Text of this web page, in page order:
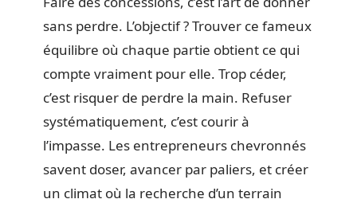
sans perdre. L’objectif ? Trouver ce fameux
équilibre où chaque partie obtient ce qui
compte vraiment pour elle. Trop céder,
c’est risquer de perdre la main. Refuser
systématiquement, c’est courir à
l’impasse. Les entrepreneurs chevronnés
savent doser, avancer par paliers, et créer
un climat où la recherche d’un terrain